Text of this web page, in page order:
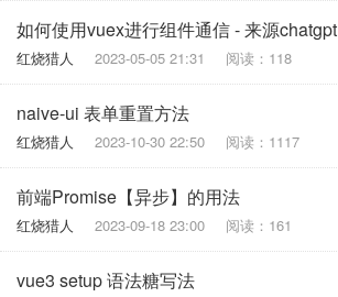
如何使用vuex进行组件通信 - 来源chatgpt
红烧猎人 2023-05-05 21:31 阅读：118
naive-ui 表单重置方法
红烧猎人 2023-10-30 22:50 阅读：1117
前端Promise【异步】的用法
红烧猎人 2023-09-18 23:00 阅读：161
vue3 setup 语法糖写法